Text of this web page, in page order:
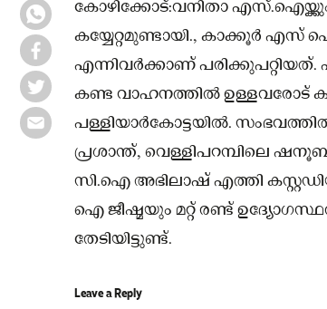
കോഴിക്കോട്:വനിതാ
കയ്യേറ്റമുണ്ടായി., കാക്കൂർ എസ്
എന്നിവർക്കാണ്
കണ്ട വാഹനത്തിൽ ഉള്ളവരോട്
പള്ളിയാർകോട്ടയിൽ.
പ്രശാന്ത്, വെള്ളിപറമ്പിലെ
സി.ഐ അഭിലാഷ് എത്തി
ഐ ജീഷ്മയും മറ്റ് രണ്ട്
തേടിയിട്ടുണ്ട്.
Leave a Reply